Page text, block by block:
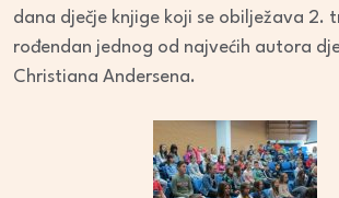
dana dječje knjige koji se obilježava 2.
rođendan jednog od najvećih autora
Christiana Andersena.